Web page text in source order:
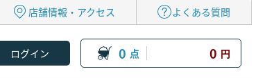
店舗情報・アクセス よくある質問
0 点 0 円